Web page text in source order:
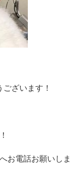
ざいます！
お電話お願いしま